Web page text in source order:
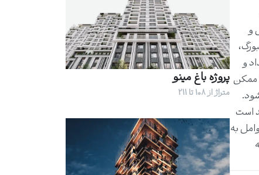
و
و
ممکن
است
به
پروژه باغ مینو
متراژ از 108 تا 211